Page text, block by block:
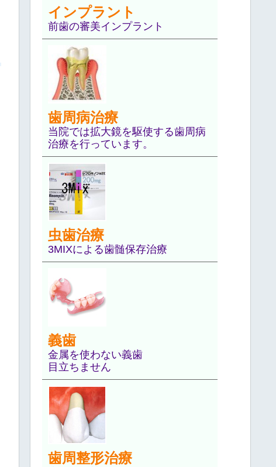
インプラント
前歯の審美インプラント
歯周病治療
当院では拡大鏡を駆使する歯周病
治療を行っています。
虫歯治療
3MIXによる歯髄保存治療
義歯
金属を使わない義歯
目立ちません
歯周整形治療